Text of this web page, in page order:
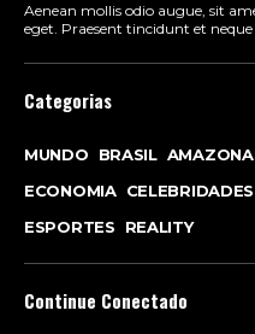
Aenean mollis odio augue, sit
eget. Praesent tincidunt et
Categorias
MUNDO BRASIL
ECONOMIA CELEBRIDADES
ESPORTES
REALITY
Continue Conectado